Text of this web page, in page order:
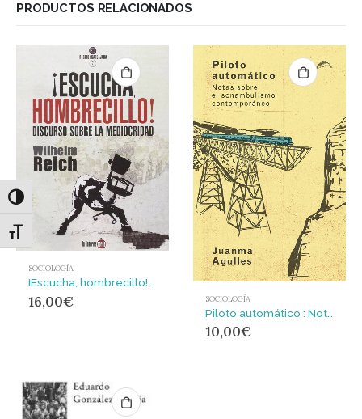
Alternar alto contraste
Alternar tamaño de letra
PRODUCTOS RELACIONADOS
SOCIOLOGÍA
¡Escucha, hombrecillo! : Discurso sobre la mediocridad
16,00€ SOCIOLOGÍA
10,00€